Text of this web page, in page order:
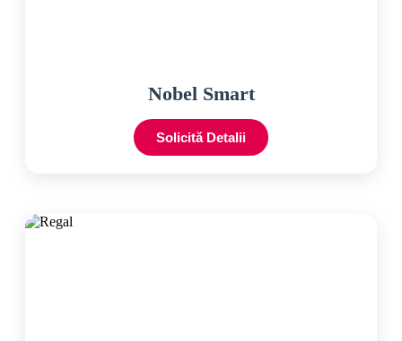
Nobel Smart
Solicită Detalii